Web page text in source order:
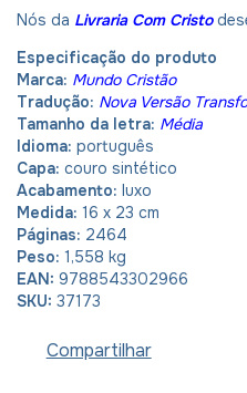
Nós da Livraria Com Cristo
Especificação do produto
Marca: Mundo Cristão
Tradução: Nova Versão
Tamanho da letra: Média
Idioma: português
Capa: couro sintético
Acabamento: luxo
Medida: 16 x 23 cm
Páginas: 2464
Peso: 1,558 kg
EAN: 9788543302966
SKU: 37173
Compartilhar